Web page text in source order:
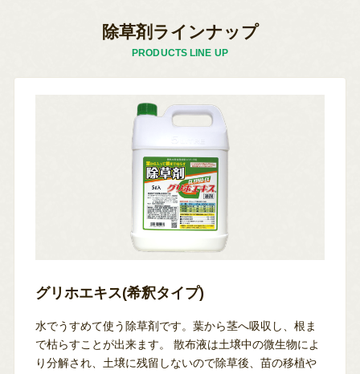
除草剤ラインナップ
PRODUCTS LINE UP
グリホエキス(希釈タイプ)
水でうすめて使う除草剤です。葉から茎へ吸収し、根ま
で枯らすことが出来ます。
散布液は土壌中の微生物によ
り分解され、土壌に残留しないので除草後、苗の移植や